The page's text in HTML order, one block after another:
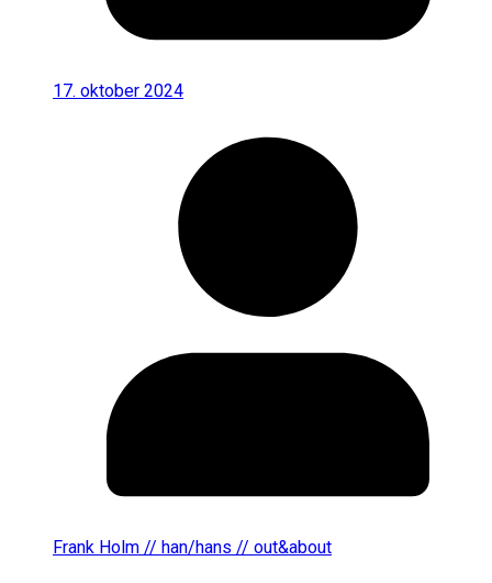
17. oktober 2024
Frank Holm // han/hans // out&about